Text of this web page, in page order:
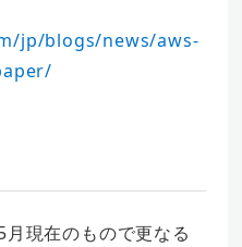
jp/blogs/news/aws-
現在のもので更なる